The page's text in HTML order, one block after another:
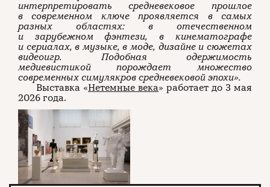
интерпретировать средневековое прошлое
в современном ключе проявляется в самых
разных областях: в отечественном
и зарубежном фэнтези, в кинематографе
и сериалах, в музыке, в моде, дизайне и сюжетах
видеоигр. Подобная одержимость
медиевистикой порождает множество
современных симулякров средневековой эпохи».
Выставка «Нетемные века» работает до 3 мая
2026 года.